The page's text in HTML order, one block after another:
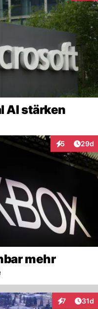
AI stärken
5
Interaktionen
29d
mehr
7 31d